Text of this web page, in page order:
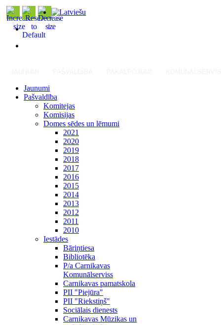
Jaunumi
Pašvaldība
Komitejas
Komisijas
Domes sēdes un lēmumi
2021
2020
2019
2018
2017
2016
2015
2014
2013
2012
2011
2010
Iestādes
Bāriņtiesa
Bibliotēka
P/a Carnikavas
Komunālserviss
Carnikavas pamatskola
PII "Piejūra"
PII "Riekstiņš"
Sociālais dienests
Carnikavas Mūzikas un